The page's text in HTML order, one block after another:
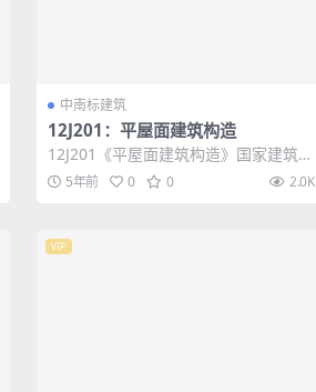
中南标建筑
12J201：平屋面建筑构造
12J201《平屋面建筑构造》国家建筑标
准图集，修编代替99J201-1、03J...
5年前 0 0 2.0K
VIP